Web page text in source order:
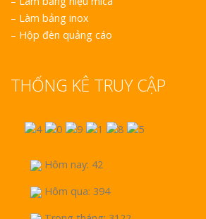
– Làm bảng inox
– Hộp đèn quảng cáo
THỐNG KÊ TRUY CẬP
Hôm nay: 42
Hôm qua: 394